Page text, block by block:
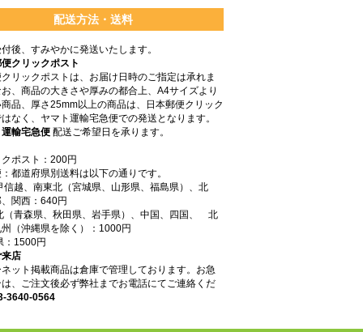
配送方法・送料
後、すみやかに発送いたします。
クリックポスト
リックポストは、お届け日時のご指定は承れま
、商品の大きさや厚みの都合上、A4サイズより
品、厚さ25mm以上の商品は、日本郵便クリック
なく、ヤマト運輸宅急便での発送となります。
輸宅急便 配送ご希望日を承ります。
ポスト：200円
都道府県別送料は以下の通りです。
信越、南東北（宮城県、山形県、福島県）、北
関西：640円
（青森県、秋田県、岩手県）、中国、四国、 北
（沖縄県を除く）：1000円
：1500円
店
ット掲載商品は倉庫で管理しております。お急
、ご注文後必ず弊社までお電話にてご連絡くだ
3640-0564